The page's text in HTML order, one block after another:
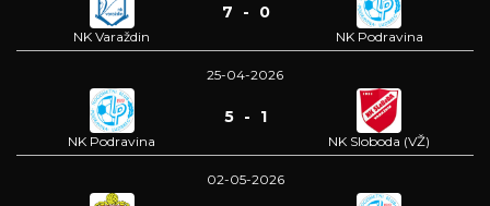
NK Varaždin
7 - 0
NK Podravina
25-04-2026
NK Podravina
5 - 1
NK Sloboda (VŽ)
02-05-2026